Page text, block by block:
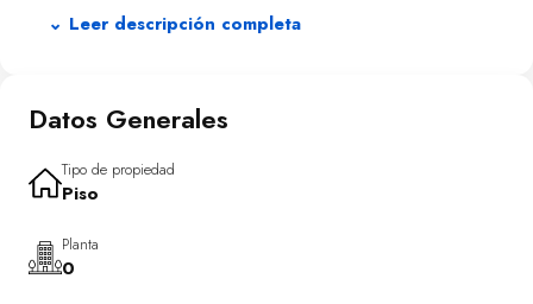
calidez al ambiente. Equipado completamente con cocina
todos los servicios necesarios: centros comerciales, colegios e
instalaciones médicas están a pocos minutos andando al igual que
público (metro/tranvía) lo cual facilita la movilidad dentro de la
ciudad.
⌄ Leer descripción completa
Datos Generales
Tipo de propiedad
Piso
Planta
0